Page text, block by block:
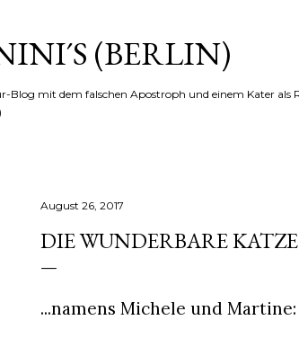
(BERLIN)
Blog mit dem falschen Apostroph und einem Kater als
August 26, 2017
DIE WUNDERBARE
...namens Michele und Martine: